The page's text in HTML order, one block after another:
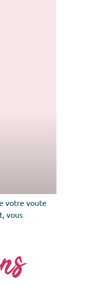
votre voute
vous